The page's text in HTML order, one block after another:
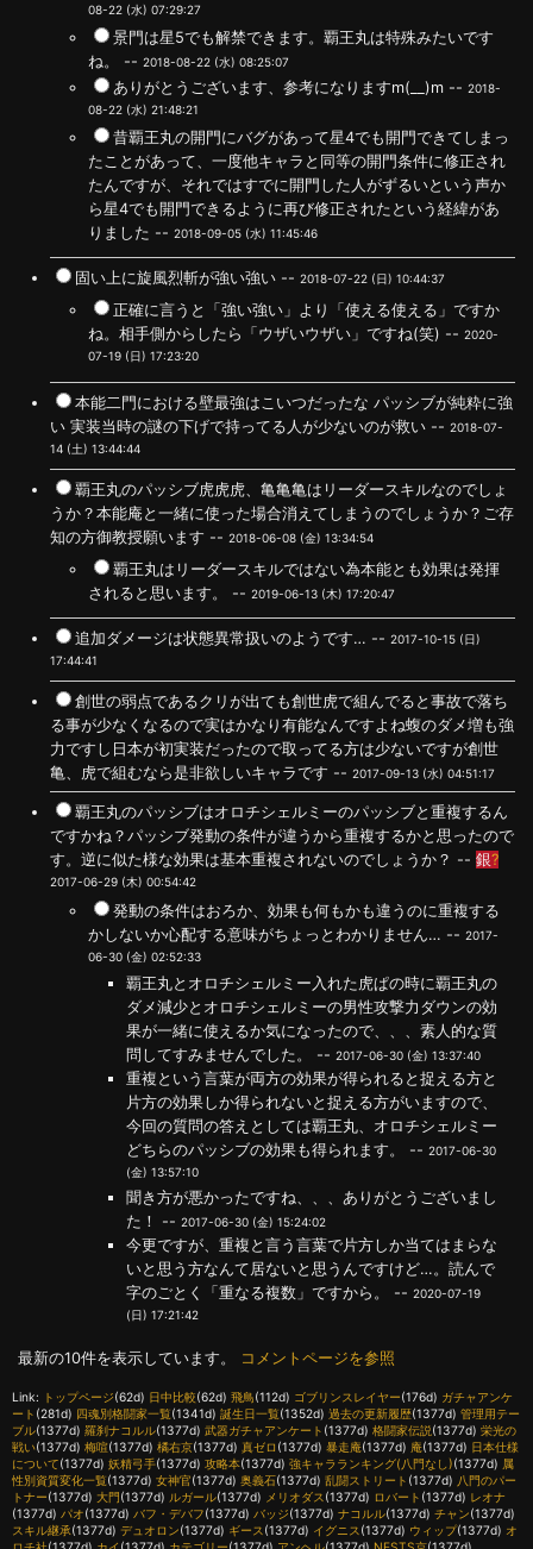
08-22 (水) 07:29:27
景門は星5でも解禁できます。覇王丸は特殊みたいです
ね。 -- 2018-08-22 (水) 08:25:07
ありがとうございます、参考になりますm(__)m -- 2018-
08-22 (水) 21:48:21
昔覇王丸の開門にバグがあって星4でも開門できてしまっ
たことがあって、一度他キャラと同等の開門条件に修正され
たんですが、それではすでに開門した人がずるいという声か
ら星4でも開門できるように再び修正されたという経緯があ
りました -- 2018-09-05 (水) 11:45:46
固い上に旋風烈斬が強い強い -- 2018-07-22 (日) 10:44:37
正確に言うと「強い強い」より「使える使える」ですか
ね。相手側からしたら「ウザいウザい」ですね(笑) -- 2020-
07-19 (日) 17:23:20
本能二門における壁最強はこいつだったな パッシブが純粋に強
い 実装当時の謎の下げで持ってる人が少ないのが救い -- 2018-07-
14 (土) 13:44:44
覇王丸のパッシブ虎虎虎、亀亀亀はリーダースキルなのでしょ
うか？本能庵と一緒に使った場合消えてしまうのでしょうか？ご存
知の方御教授願います -- 2018-06-08 (金) 13:34:54
覇王丸はリーダースキルではない為本能とも効果は発揮
されると思います。 -- 2019-06-13 (木) 17:20:47
追加ダメージは状態異常扱いのようです… -- 2017-10-15 (日)
17:44:41
創世の弱点であるクリが出ても創世虎で組んでると事故で落ち
る事が少なくなるので実はかなり有能なんですよね蝮のダメ増も強
力ですし日本が初実装だったので取ってる方は少ないですが創世
亀、虎で組むなら是非欲しいキャラです -- 2017-09-13 (水) 04:51:17
覇王丸のパッシブはオロチシェルミーのパッシブと重複するん
ですかね？パッシブ発動の条件が違うから重複するかと思ったので
す。逆に似た様な効果は基本重複されないのでしょうか？ -- 銀?
2017-06-29 (木) 00:54:42
発動の条件はおろか、効果も何もかも違うのに重複する
かしないか心配する意味がちょっとわかりません… -- 2017-
06-30 (金) 02:52:33
覇王丸とオロチシェルミー入れた虎ぱの時に覇王丸の
ダメ減少とオロチシェルミーの男性攻撃力ダウンの効
果が一緒に使えるか気になったので、、、素人的な質
問してすみませんでした。 -- 2017-06-30 (金) 13:37:40
重複という言葉が両方の効果が得られると捉える方と
片方の効果しか得られないと捉える方がいますので、
今回の質問の答えとしては覇王丸、オロチシェルミー
どちらのパッシブの効果も得られます。 -- 2017-06-30
(金) 13:57:10
聞き方が悪かったですね、、、ありがとうございまし
た！ -- 2017-06-30 (金) 15:24:02
今更ですが、重複と言う言葉で片方しか当てはまらな
いと思う方なんて居ないと思うんですけど…。読んで
字のごとく「重なる複数」ですから。 -- 2020-07-19
(日) 17:21:42
最新の10件を表示しています。 コメントページを参照
Link: トップページ(62d) 日中比較(62d) 飛鳥(112d) ゴブリンスレイヤー(176d) ガチャアンケ
ート (281d) 四魂別格闘家一覧(1341d) 誕生日一覧(1352d) 過去の更新履歴(1377d) 管理用テー
ブル(1377d) 羅刹ナコルル(1377d) 武器ガチャアンケート (1377d) 格闘家伝説(1377d) 栄光の
戦い(1377d) 梅喧(1377d) 橘右京(1377d) 真ゼロ (1377d) 暴走庵(1377d) 庵(1377d) 日本仕様
について(1377d) 妖精弓手(1377d) 攻略本(1377d) 強キャラランキング(八門なし)(1377d) 属
性別資質変化一覧(1377d) 女神官(1377d) 奥義石(1377d) 乱闘ストリート (1377d) 八門のパー
トナー(1377d) 大門(1377d) ルガール(1377d) メリオダス (1377d) ロバート (1377d) レオナ
(1377d) パオ(1377d) バフ・デバフ(1377d) バッジ(1377d) ナコルル(1377d) チャン(1377d)
スキル継承(1377d) デュオロン(1377d) ギース (1377d) イグニス (1377d) ウィップ(1377d) オ